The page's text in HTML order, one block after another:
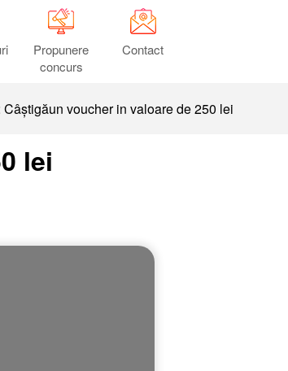
Propunere
concurs
Contact
Câștigăun voucher in valoare de 250 lei
lei